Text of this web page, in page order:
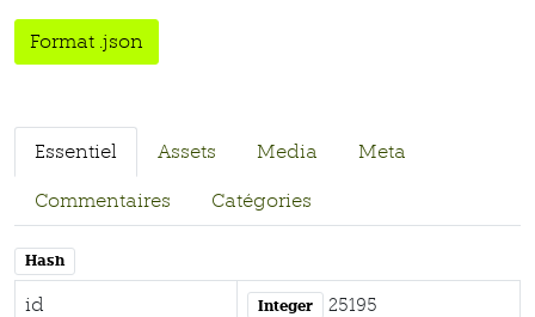
Format .json
Essentiel Assets Media Meta
Commentaires Catégories
Hash
id Integer 25195